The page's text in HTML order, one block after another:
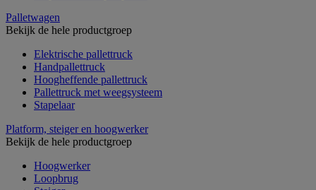
Palletwagen
Bekijk de hele productgroep
Elektrische pallettruck
Handpallettruck
Hoogheffende pallettruck
Pallettruck met weegsysteem
Stapelaar
Platform, steiger en hoogwerker
Bekijk de hele productgroep
Hoogwerker
Loopbrug